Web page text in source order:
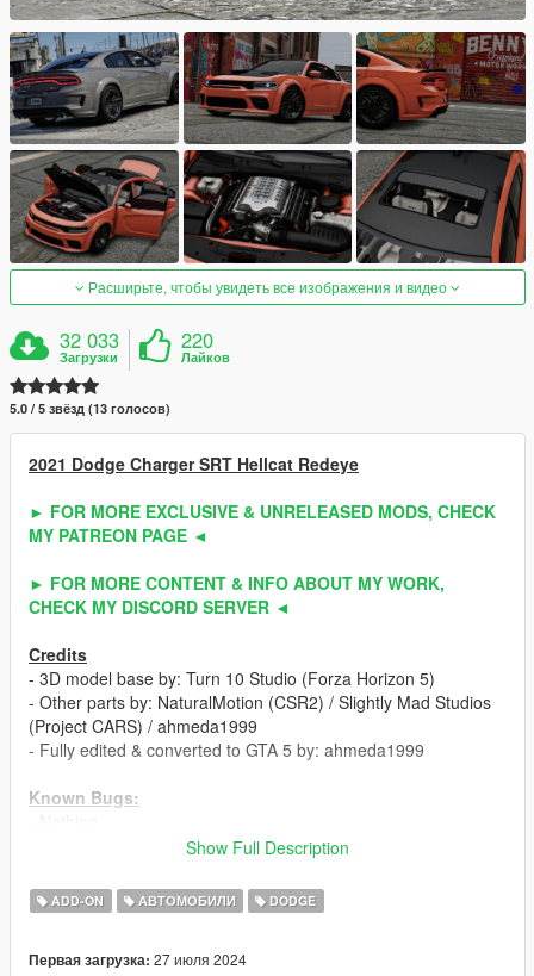
Расширьте, чтобы увидеть все изображения и видео
32 033
Загрузки
220
Лайков
5.0 / 5 звёзд (13 голосов)
2021 Dodge Charger SRT Hellcat Redeye
► FOR MORE EXCLUSIVE & UNRELEASED MODS, CHECK
MY PATREON PAGE ◄
► FOR MORE CONTENT & INFO ABOUT MY WORK,
CHECK MY DISCORD SERVER ◄
Credits
- 3D model base by: Turn 10 Studio (Forza Horizon 5)
- Other parts by: NaturalMotion (CSR2) / Slightly Mad Studios
(Project CARS) / ahmeda1999
- Fully edited & converted to GTA 5 by: ahmeda1999
Known Bugs:
- Badged (385339 Polygons / 285667 Vertices)
- Debadged (376018 Polygons / 277984 Vertices)
Features
Show Full Description
ADD-ON АВТОМОБИЛИ DODGE
Первая загрузка: 27 июля 2024